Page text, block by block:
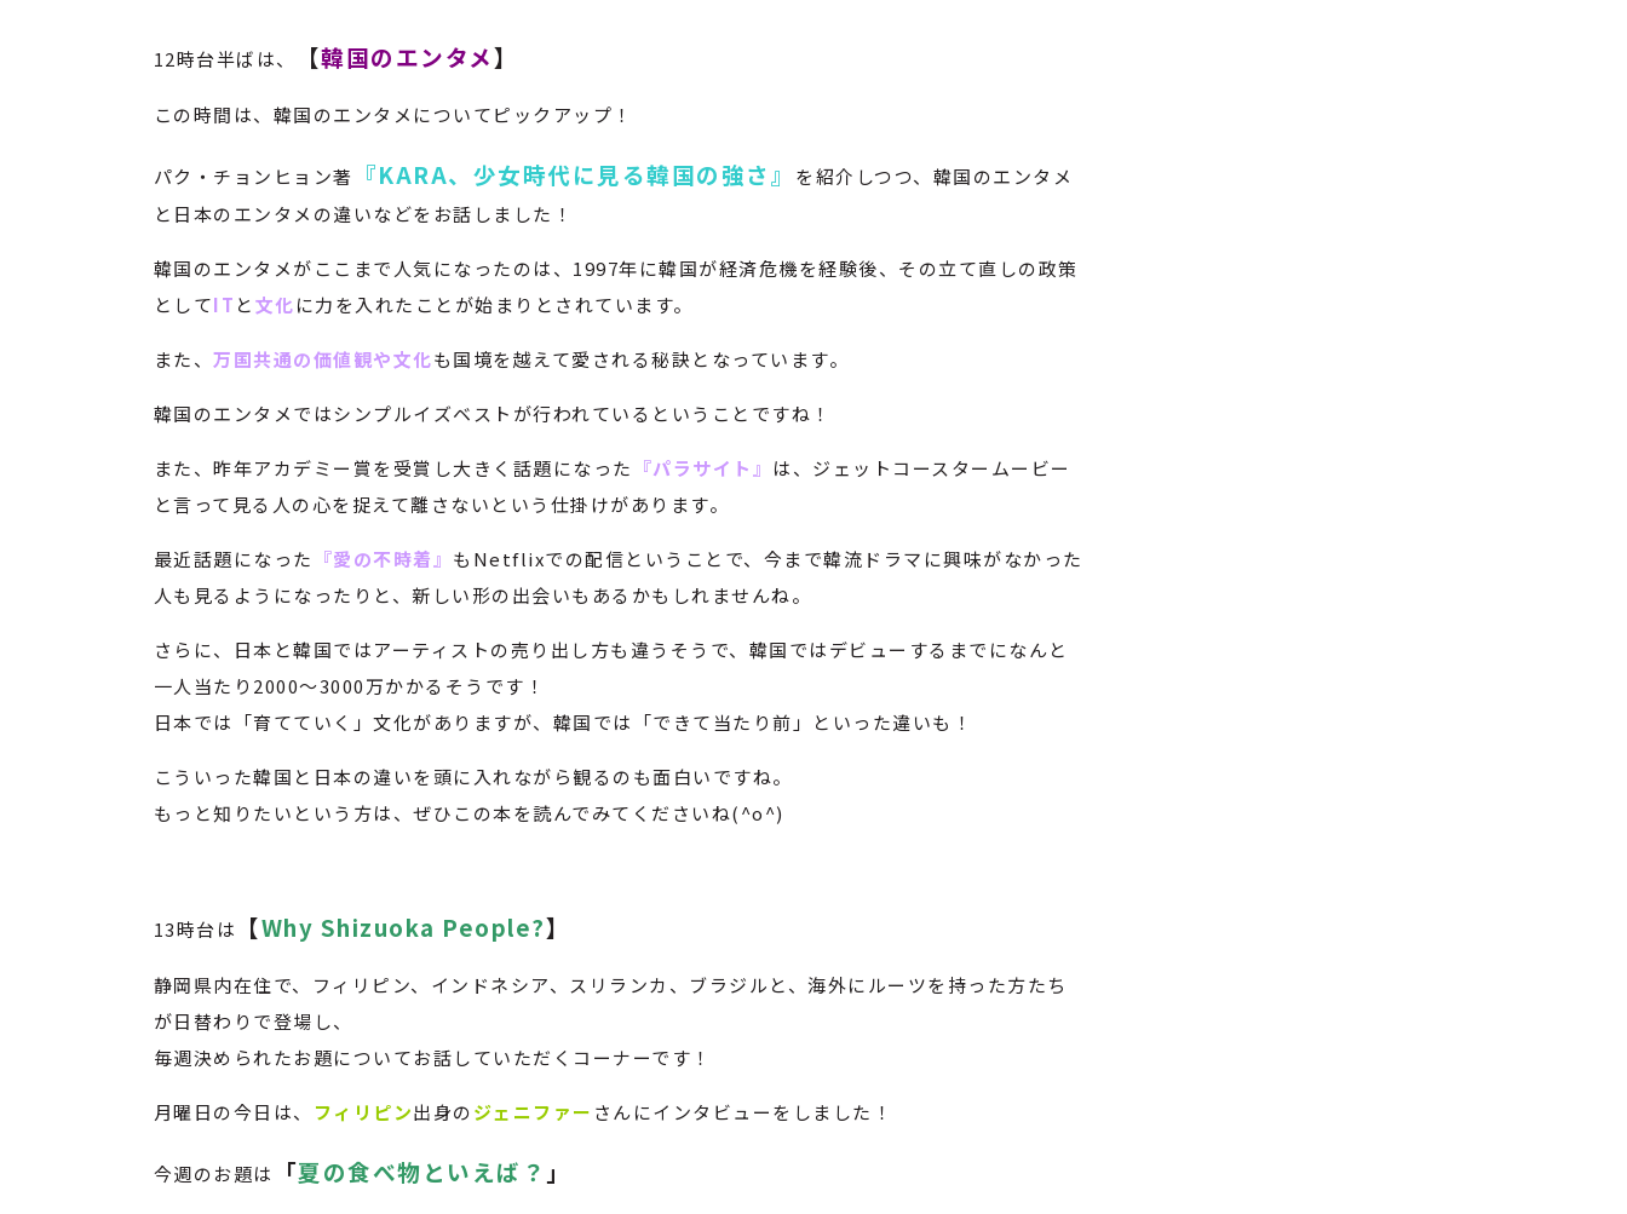
12時台半ばは、 【韓国のエンタメ】
この時間は、韓国のエンタメについてピックアップ！
パク・チョンヒョン著 『KARA、少女時代に見る韓国の強さ』
を紹介しつつ、韓国のエンタメ
と日本のエンタメの違いなどをお話しました！
韓国のエンタメがここまで人気になったのは、1997年に韓国が経済危機を経験後、その立て直しの政策
としてIT と文化に力を入れたことが始まりとされています。
また、 万国共通の価値観や文化も国境を越えて愛される秘訣となっています。
韓国のエンタメではシンプルイズベストが行われているということですね！
また、昨年アカデミー賞を受賞し大きく話題になった 『パラサイト』 は、ジェットコースタームービー
と言って見る人の心を捉えて離さないという仕掛けがあります。
最近話題になった 『愛の不時着』 もNetflixでの配信ということで、今まで韓流ドラマに興味がなかった
人も見るようになったりと、新しい形の出会いもあるかもしれませんね。
さらに、日本と韓国ではアーティストの売り出し方も違うそうで、韓国ではデビューするまでになんと
一人当たり2000～3000万かかるそうです！
日本では「育てていく」文化がありますが、韓国では「できて当たり前」といった違いも！
こういった韓国と日本の違いを頭に入れながら観るのも面白いですね。
もっと知りたいという方は、ぜひこの本を読んでみてくださいね(^o^)
13時台は 【Why Shizuoka People?】
静岡県内在住で、フィリピン、インドネシア、スリランカ、ブラジルと、海外にルーツを持った方たち
が日替わりで登場し、
毎週決められたお題についてお話していただくコーナーです！
月曜日の今日は、 フィリピン出身のジェニファー さんにインタビューをしました！
今週のお題は 「夏の食べ物といえば？ 」